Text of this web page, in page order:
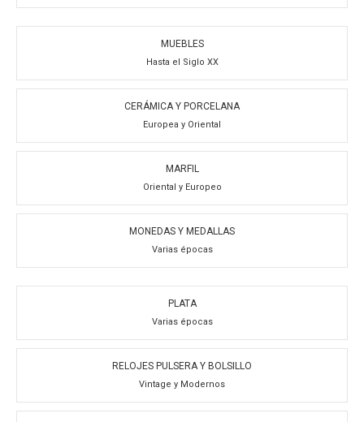
MUEBLES
Hasta el Siglo XX
CERÁMICA Y PORCELANA
Europea y Oriental
MARFIL
Oriental y Europeo
MONEDAS Y MEDALLAS
Varias épocas
PLATA
Varias épocas
RELOJES PULSERA Y BOLSILLO
Vintage y Modernos